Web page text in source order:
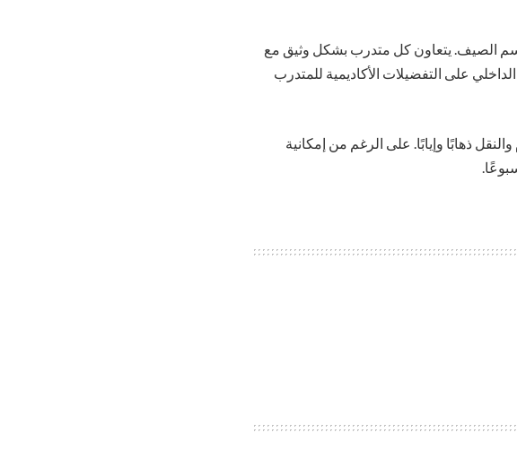
الصيف. يتعاون كل متدرب بشكل وثيق مع
على التفضيلات الأكاديمية للمتدرب
ذهابًا وإيابًا. على الرغم من إمكانية